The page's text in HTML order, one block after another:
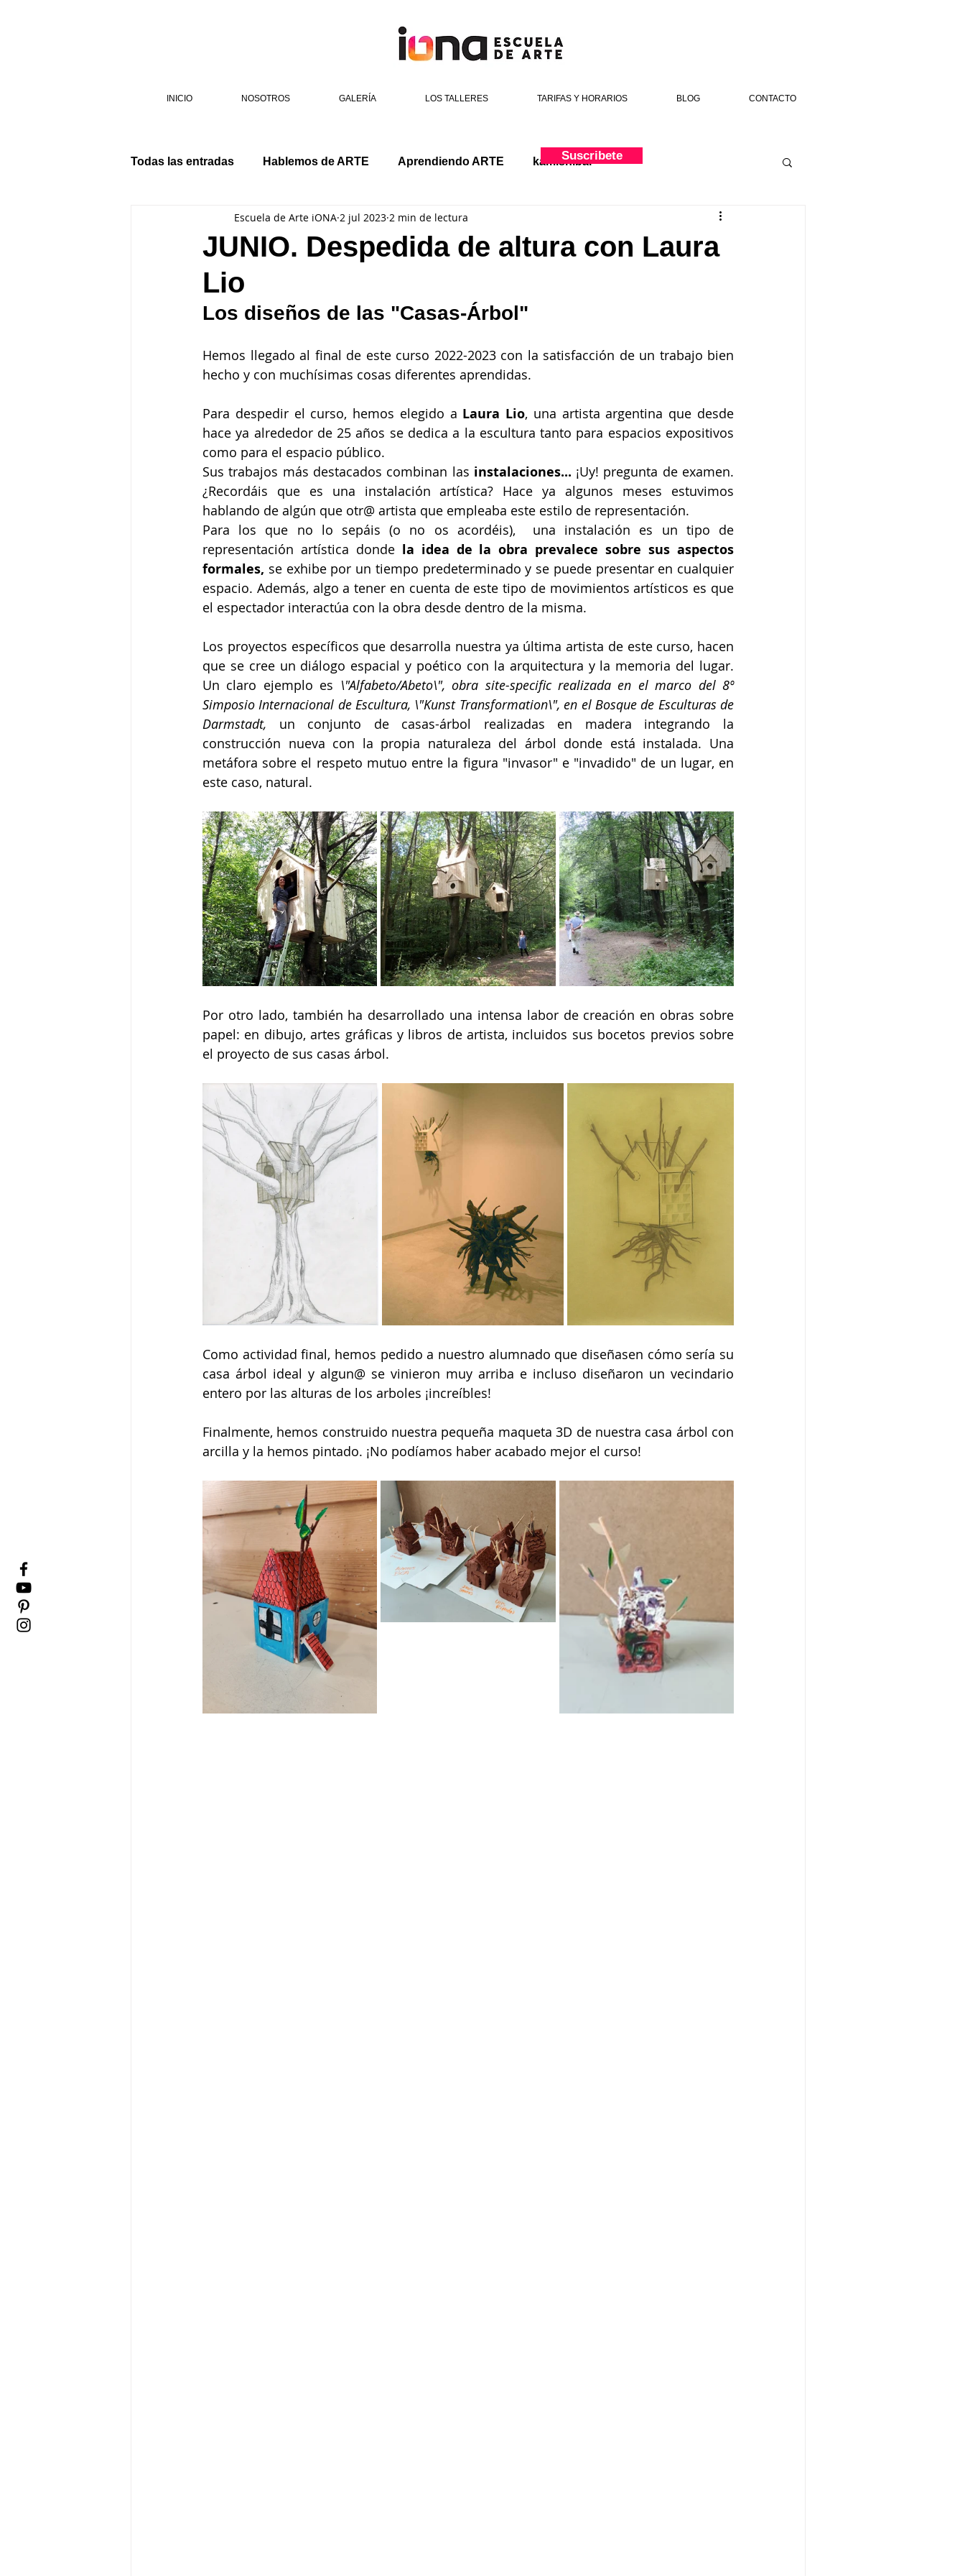
INICIO NOSOTROS GALERÍA LOS TALLERES TARIFAS Y HORARIOS BLOG CONTACTO
Todas las entradas Hablemos de ARTE Aprendiendo ARTE kamishibai
JUNIO. Despedida de altura con Laura
Lio
Escuela de Arte iONA 2 jul 2023 2 min de lectura
Los diseños de las "Casas-Árbol"
Hemos llegado al final de este curso 2022-2023 con la satisfacción de un trabajo bien
hecho y con muchísimas cosas diferentes aprendidas.
Para despedir el curso, hemos elegido a Laura Lio, una artista argentina que desde
hace ya alrededor de 25 años se dedica a la escultura tanto para espacios expositivos
como para el espacio público.
Sus trabajos más destacados combinan las instalaciones... ¡Uy! pregunta de examen.
¿Recordáis que es una instalación artística? Hace ya algunos meses estuvimos
hablando de algún que otr@ artista que empleaba este estilo de representación.
Para los que no lo sepáis (o no os acordéis),  una instalación es un tipo de
representación artística donde la idea de la obra prevalece sobre sus aspectos
formales, se exhibe por un tiempo predeterminado y se puede presentar en cualquier
espacio. Además, algo a tener en cuenta de este tipo de movimientos artísticos es que
el espectador interactúa con la obra desde dentro de la misma.
Los proyectos específicos que desarrolla nuestra ya última artista de este curso, hacen
que se cree un diálogo espacial y poético con la arquitectura y la memoria del lugar.
Un claro ejemplo es \"Alfabeto/Abeto\", obra site-specific realizada en el marco del 8º
Simposio Internacional de Escultura, \"Kunst Transformation\", en el Bosque de Esculturas de
Darmstadt, un conjunto de casas-árbol realizadas en madera integrando la
construcción nueva con la propia naturaleza del árbol donde está instalada. Una
metáfora sobre el respeto mutuo entre la figura "invasor" e "invadido" de un lugar, en
este caso, natural.
Por otro lado, también ha desarrollado una intensa labor de creación en obras sobre
papel: en dibujo, artes gráficas y libros de artista, incluidos sus bocetos previos sobre
el proyecto de sus casas árbol.
Como actividad final, hemos pedido a nuestro alumnado que diseñasen cómo sería su
casa árbol ideal y algun@ se vinieron muy arriba e incluso diseñaron un vecindario
entero por las alturas de los arboles ¡increíbles!
Finalmente, hemos construido nuestra pequeña maqueta 3D de nuestra casa árbol con
arcilla y la hemos pintado. ¡No podíamos haber acabado mejor el curso!
Suscribete